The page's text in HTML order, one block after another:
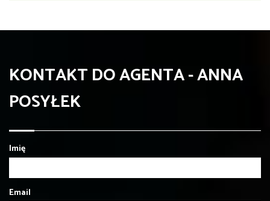
KONTAKT DO AGENTA - ANNA
POSYŁEK
Imię
Email